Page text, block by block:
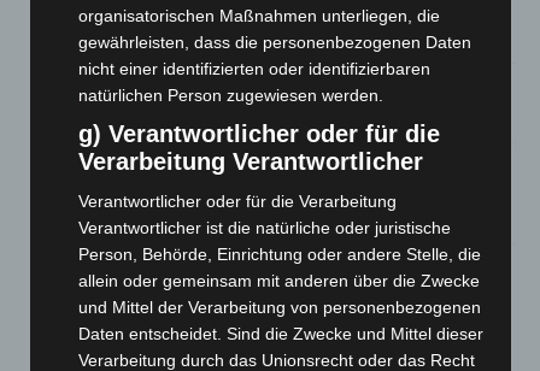
Zeugen
5. August 2026
Celle: Mensch stirbt bei Bagger-Unfall auf Baustelle
Gasleitung bei McDonald’s-Umbau in Langenhagen
beschädigt
5. August 2026
Anklage nach Abschaltung von „Archetyp Market“ erhoben
3. August 2026
organisatorischen Maßnahmen unterliegen, die
gewährleisten, dass die personenbezogenen Daten
nicht einer identifizierten oder identifizierbaren
natürlichen Person zugewiesen werden.
g) Verantwortlicher oder für die
Verarbeitung Verantwortlicher
Verantwortlicher oder für die Verarbeitung
Verantwortlicher ist die natürliche oder juristische
Person, Behörde, Einrichtung oder andere Stelle, die
allein oder gemeinsam mit anderen über die Zwecke
und Mittel der Verarbeitung von personenbezogenen
Daten entscheidet. Sind die Zwecke und Mittel dieser
Verarbeitung durch das Unionsrecht oder das Recht